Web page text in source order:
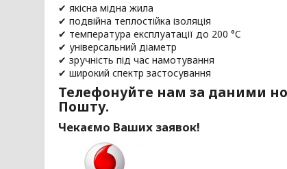
✔ якісна мідна жила
✔ подвійна теплостійка ізоляція
✔ температура експлуатації до 200 °C
✔ універсальний діаметр
✔ зручність під час намотування
✔ широкий спектр застосування
Телефонуйте нам за даними
Пошту.
Чекаємо Ваших заявок!